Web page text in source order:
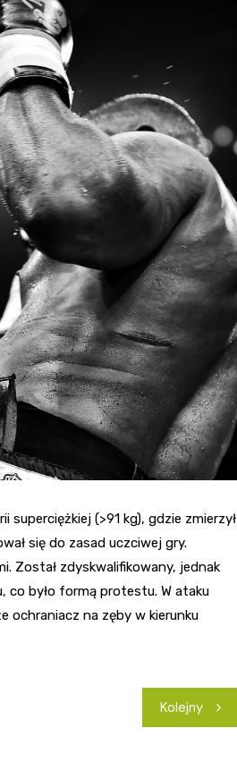
superciężkiej (>91 kg), gdzie zmierzył
się do zasad uczciwej gry.
Został zdyskwalifikowany, jednak
co było formą protestu. W ataku
ochraniacz na zęby w kierunku
Kolejny